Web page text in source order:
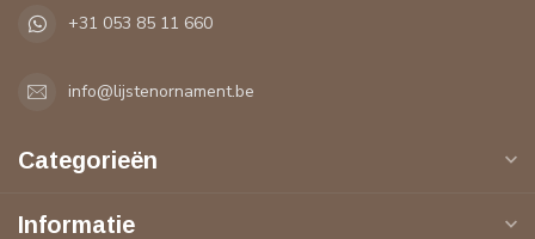
+31 053 85 11 660
info@lijstenornament.be
Categorieën
Informatie